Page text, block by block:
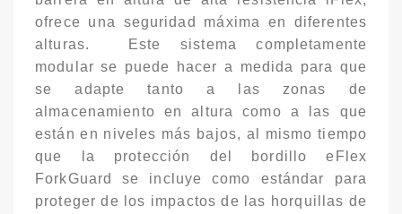
ofrece una seguridad máxima en diferentes
alturas. Este sistema completamente
modular se puede hacer a medida para que
se adapte tanto a las zonas de
almacenamiento en altura como a las que
están en niveles más bajos, al mismo tiempo
que la protección del bordillo eFlex
ForkGuard se incluye como estándar para
proteger de los impactos de las horquillas de